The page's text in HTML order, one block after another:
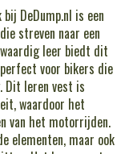
DeDump.nl is een
streven naar een
leer biedt dit
voor bikers die
Dit leren vest is
waardoor het
van het motorrijden.
elementen, maar ook